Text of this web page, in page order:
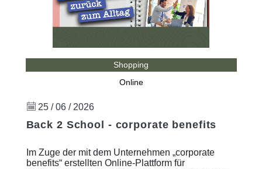
Shopping
Online
25 / 06 / 2026
Back 2 School - corporate benefits
Im Zuge der mit dem Unternehmen „corporate
benefits“ erstellten Online-Plattform für